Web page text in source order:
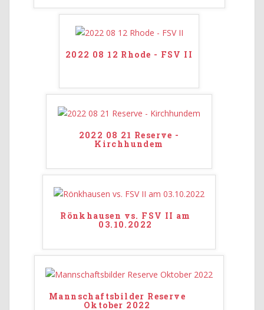
2022 08 12 Rhode - FSV II
2022 08 21 Reserve -
Kirchhundem
Rönkhausen vs. FSV II am
03.10.2022
Mannschaftsbilder Reserve
Oktober 2022